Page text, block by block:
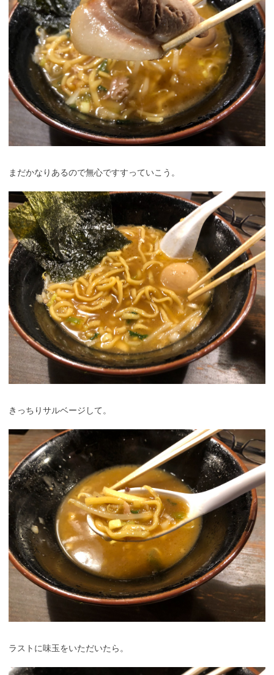
まだかなりあるので無心ですすっていこう。
きっちりサルベージして。
ラストに味玉をいただいたら。